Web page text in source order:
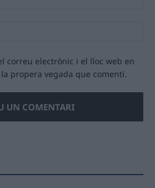
correu electrònic i el lloc web en
propera vegada que comenti.